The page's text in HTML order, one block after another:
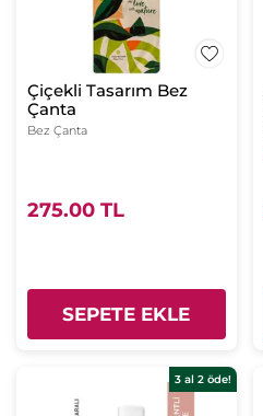
Çiçekli Tasarım Bez
Çanta
Bez Çanta
275.00 TL
SEPETE EKLE
3 al 2 öde!